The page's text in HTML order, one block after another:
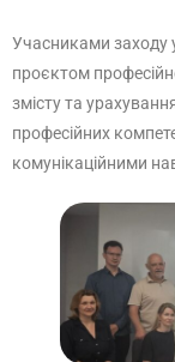
Учасниками заходу
проєктом
змісту та
професійних
комунікаційними